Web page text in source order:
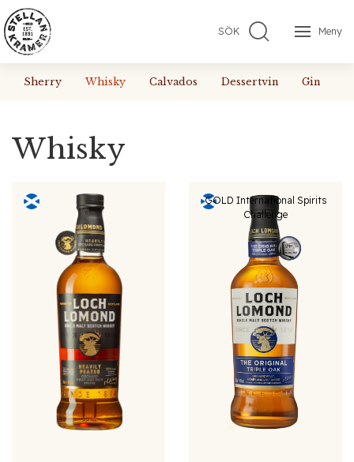
SÖK Meny
Sherry Whisky Calvados Dessertvin Gin
Whisky
GOLD International Spirits
Challenge